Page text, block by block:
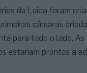
da Leica foram
câmaras
para todo o lado.
estariam prontos a